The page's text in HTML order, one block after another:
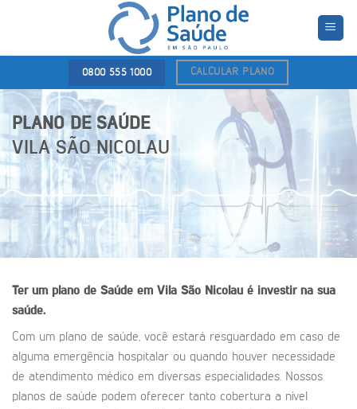
0800 555 1000 CALCULAR PLANO
PLANO DE SAÚDE
VILA SÃO NICOLAU
Ter um plano de Saúde em Vila São Nicolau é investir na sua
saúde.
Com um plano de saúde, você estará resguardado em caso de
alguma emergência hospitalar ou quando houver necessidade
de atendimento médico em diversas especialidades. Nossos
planos de saúde podem oferecer tanto cobertura a nível